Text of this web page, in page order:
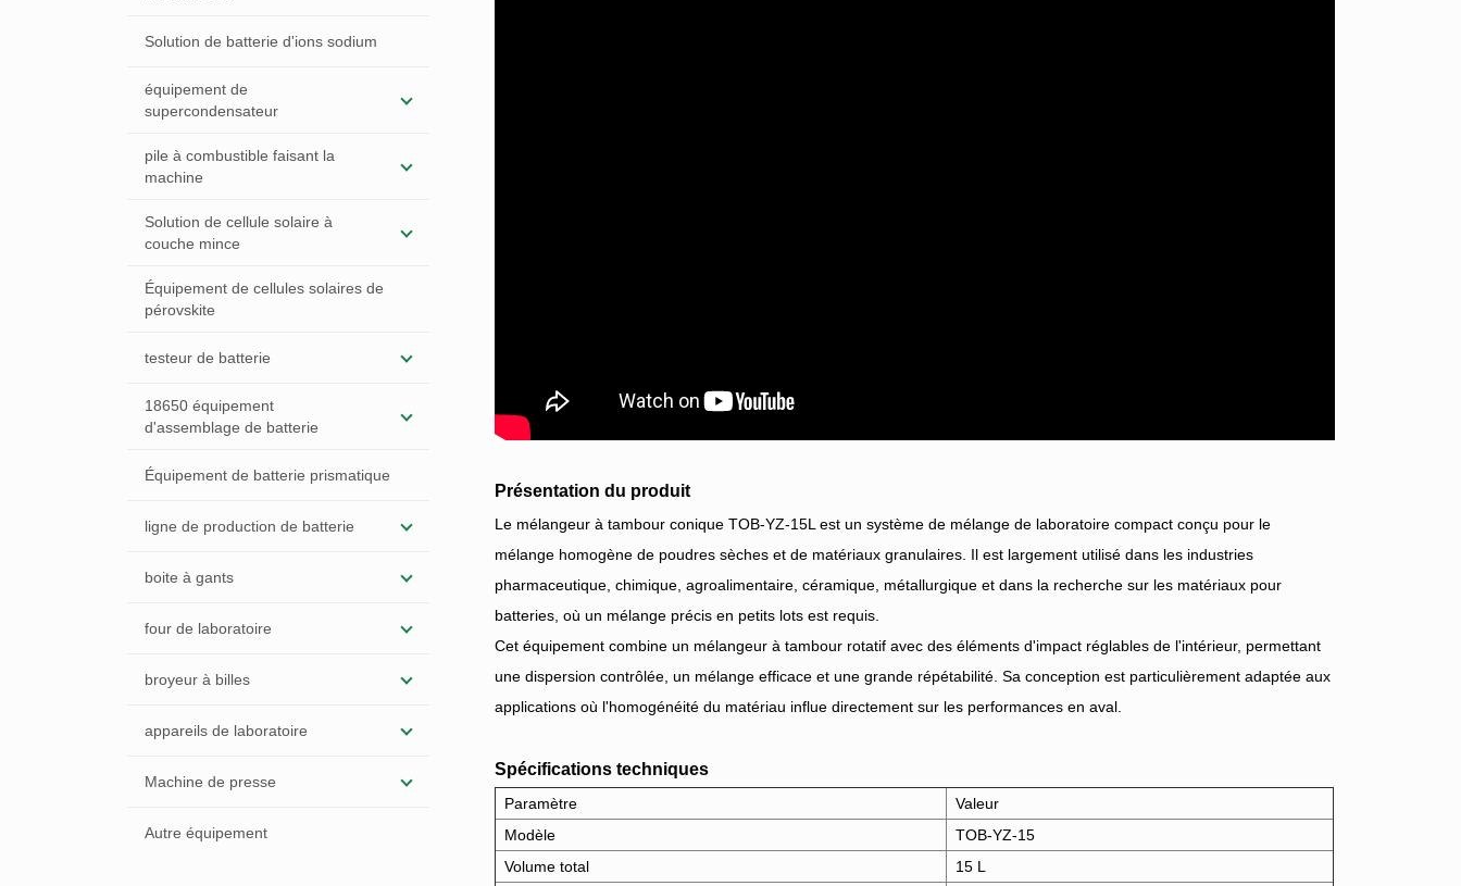
Solution de batterie d'ions sodium
équipement de
supercondensateur
pile à combustible faisant la
machine
Solution de cellule solaire à
couche mince
Équipement de cellules solaires de
pérovskite
testeur de batterie
18650 équipement
d'assemblage de batterie
Équipement de batterie prismatique
ligne de production de batterie
boite à gants
four de laboratoire
broyeur à billes
appareils de laboratoire
Machine de presse
Autre équipement
Présentation du produit
Le mélangeur à tambour conique TOB-YZ-15L est un système de mélange de laboratoire compact conçu pour le
mélange homogène de poudres sèches et de matériaux granulaires. Il est largement utilisé dans les industries
pharmaceutique, chimique, agroalimentaire, céramique, métallurgique et dans la recherche sur les matériaux pour
batteries, où un mélange précis en petits lots est requis.
Cet équipement combine un mélangeur à tambour rotatif avec des éléments d'impact réglables de l'intérieur, permettant
une dispersion contrôlée, un mélange efficace et une grande répétabilité. Sa conception est particulièrement adaptée aux
applications où l'homogénéité du matériau influe directement sur les performances en aval.
Spécifications techniques
Paramètre
Valeur
Modèle
TOB-YZ-15
Volume total
15 L